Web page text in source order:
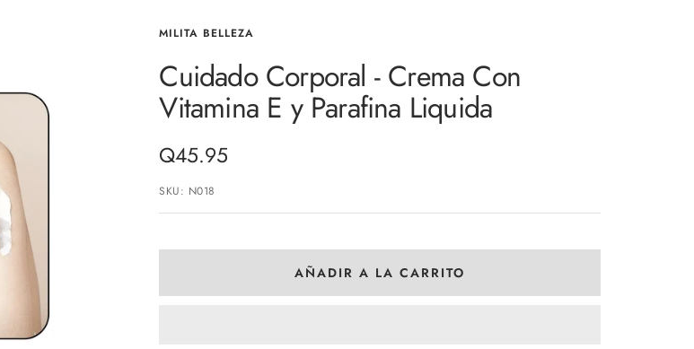
MILITA BELLEZA
Cuidado Corporal - Crema Con
Vitamina E y Parafina Liquida
Precio
de
venta
Q45.95
SKU: N018
AÑADIR A LA CARRITO